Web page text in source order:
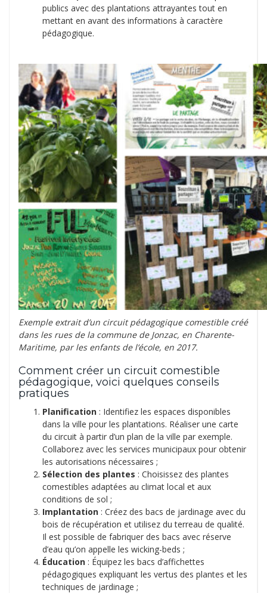
publics avec des plantations attrayantes tout en
mettant en avant des informations à caractère
pédagogique.
Exemple extrait d’un circuit pédagogique comestible créé
dans les rues de la commune de Jonzac, en Charente-
Maritime, par les enfants de l’école, en 2017.
Comment créer un circuit comestible
pédagogique, voici quelques conseils
pratiques
Planification : Identifiez les espaces disponibles
dans la ville pour les plantations. Réaliser une carte
du circuit à partir d’un plan de la ville par exemple.
Collaborez avec les services municipaux pour obtenir
les autorisations nécessaires ;
Sélection des plantes : Choisissez des plantes
comestibles adaptées au climat local et aux
conditions de sol ;
Implantation : Créez des bacs de jardinage avec du
bois de récupération et utilisez du terreau de qualité.
Il est possible de fabriquer des bacs avec réserve
d’eau qu’on appelle les wicking-beds ;
Éducation : Équipez les bacs d’affichettes
pédagogiques expliquant les vertus des plantes et les
techniques de jardinage ;